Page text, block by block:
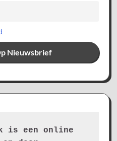
is een online